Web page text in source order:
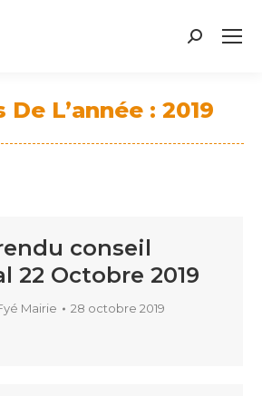
Search:
L’année : 2019
conseil
22 Octobre 2019
Mairie 28 octobre 2019